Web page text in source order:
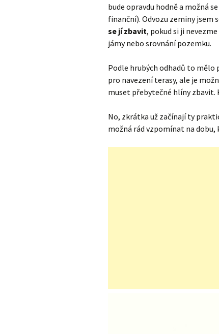
bude opravdu hodně a možná
finanční). Odvozu zeminy jsem
se jí zbavit, pokud si ji
jámy nebo srovnání pozemku.
Podle hrubých odhadů to mělo
pro navezení terasy, ale je
muset přebytečné hlíny zbavit.
No, zkrátka už začínají ty
možná rád vzpomínat na dobu,